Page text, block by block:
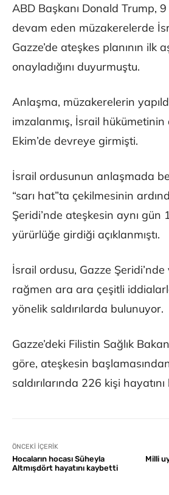
ABD Başkanı Donald Trump, 9
devam eden müzakerelerde
Gazze’de ateşkes planının ilk
onayladığını duyurmuştu.
Anlaşma, müzakerelerin
imzalanmış, İsrail hükümetinin
Ekim’de devreye girmişti.
İsrail ordusunun anlaşmada
“sarı hat”ta çekilmesinin
Şeridi’nde ateşkesin aynı gün
yürürlüğe girdiği açıklanmıştı.
İsrail ordusu, Gazze
rağmen ara ara çeşitli
yönelik saldırılarda bulunuyor.
Gazze’deki Filistin Sağlık
göre, ateşkesin
saldırılarında 226 kişi
ÖNCEKI İÇERIK
Hocaların hocası Süheyla
Altmışdört hayatını kaybetti
Milli